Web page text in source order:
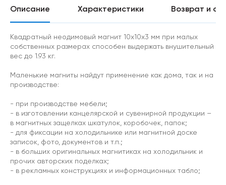
Описание Характеристики Возврат и
Квадратный неодимовый магнит 10х10х3 мм при малых
собственных размерах способен выдержать внушительный
вес до 1.93 кг.
Маленькие магниты найдут применение как дома, так и на
производстве:
- при производстве мебели;
- в изготовлении канцелярской и сувенирной продукции –
в магнитных защелках шкатулок, коробочек, папок;
- для фиксации на холодильнике или магнитной доске
записок, фото, документов и т.п.;
- в больших оригинальных магнитиках на холодильник и
прочих авторских поделках;
- в рекламных конструкциях и информационных табло;